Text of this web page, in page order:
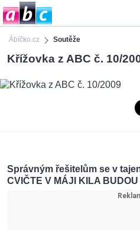
Ábíčko.cz Soutěže
Křížovka z ABC č. 10/
Správným řešitelům se v
CVIČTE V MÁJI KILA